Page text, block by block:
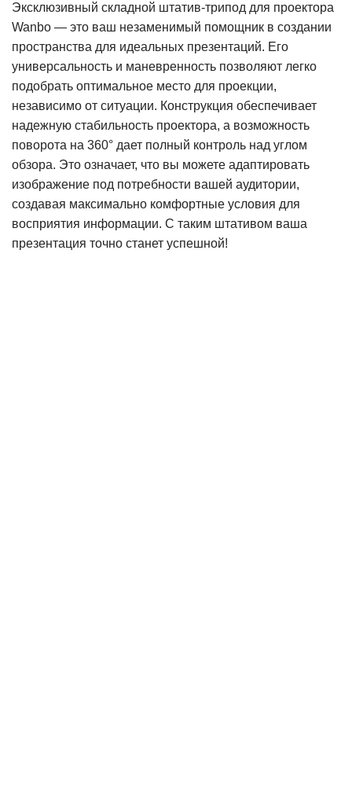
Эксклюзивный складной штатив-трипод для проектора
Wanbo — это ваш незаменимый помощник в создании
пространства для идеальных презентаций. Его
универсальность и маневренность позволяют легко
подобрать оптимальное место для проекции,
независимо от ситуации. Конструкция обеспечивает
надежную стабильность проектора, а возможность
поворота на 360° дает полный контроль над углом
обзора. Это означает, что вы можете адаптировать
изображение под потребности вашей аудитории,
создавая максимально комфортные условия для
восприятия информации. С таким штативом ваша
презентация точно станет успешной!